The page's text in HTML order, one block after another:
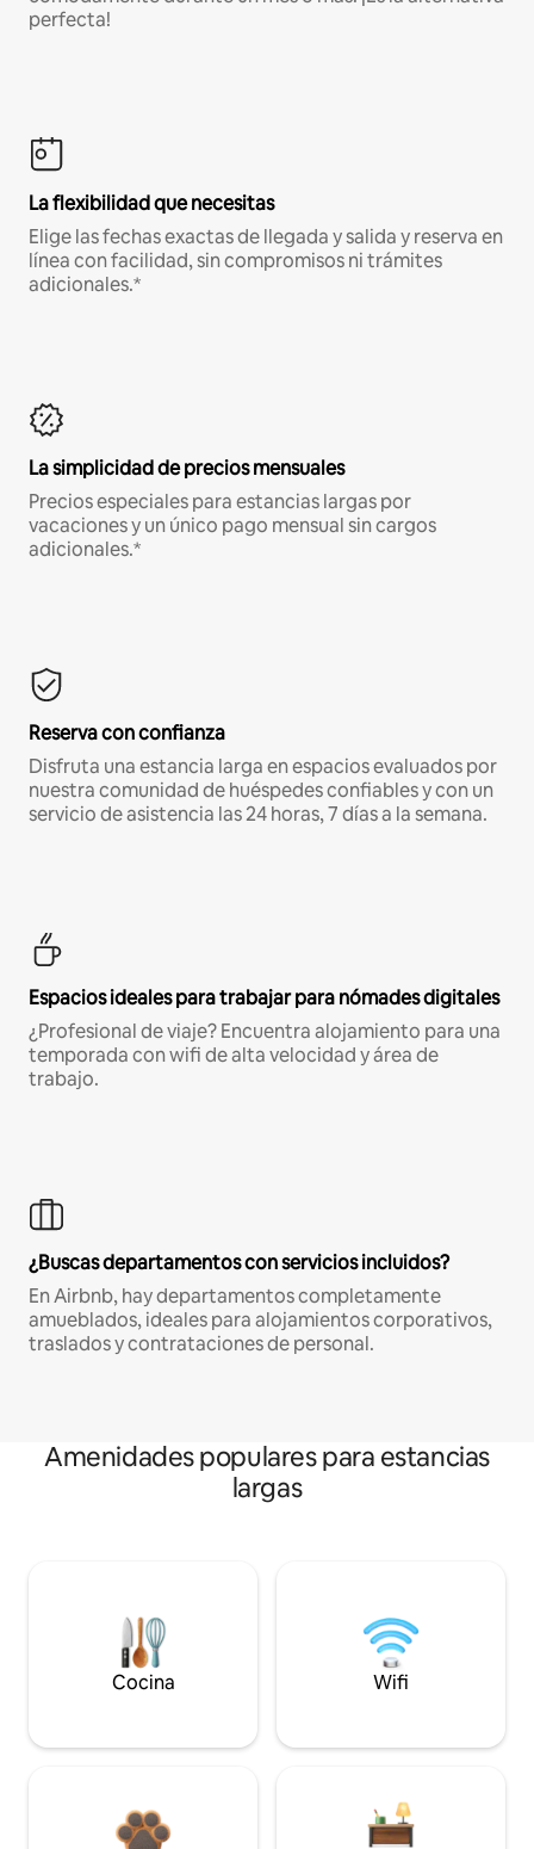
perfecta!
La flexibilidad que necesitas
Elige las fechas exactas de llegada y salida y reserva en
línea con facilidad, sin compromisos ni trámites
adicionales.*
La simplicidad de precios mensuales
Precios especiales para estancias largas por
vacaciones y un único pago mensual sin cargos
adicionales.*
Reserva con confianza
Disfruta una estancia larga en espacios evaluados por
nuestra comunidad de huéspedes confiables y con un
servicio de asistencia las 24 horas, 7 días a la semana.
Espacios ideales para trabajar para nómades digitales
¿Profesional de viaje? Encuentra alojamiento para una
temporada con wifi de alta velocidad y área de
trabajo.
¿Buscas departamentos con servicios incluidos?
En Airbnb, hay departamentos completamente
amueblados, ideales para alojamientos corporativos,
traslados y contrataciones de personal.
Amenidades populares para estancias
largas
Cocina Wifi